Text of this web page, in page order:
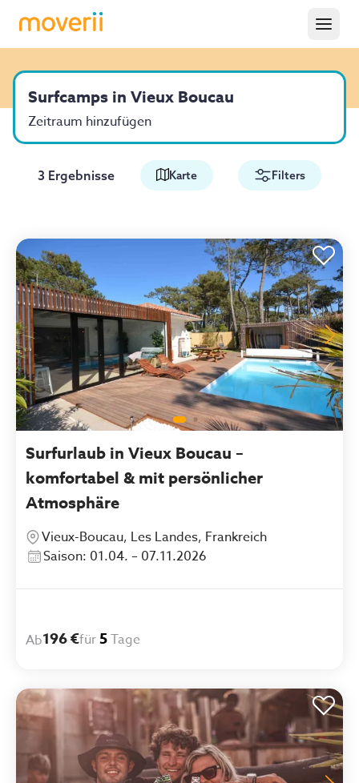
Surfcamps in Vieux Boucau
Zeitraum hinzufügen
3 Ergebnisse Karte Filters
Surfurlaub in Vieux Boucau –
komfortabel & mit persönlicher
Atmosphäre
Vieux-Boucau, Les Landes, Frankreich
Saison: 01.04. – 07.11.2026
Ab196 €für5Tage